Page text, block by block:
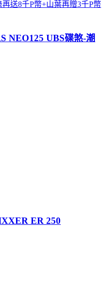
送8千P幣+山葉再贈3千P幣
NEO125 UBS碟煞-潮
ER 250